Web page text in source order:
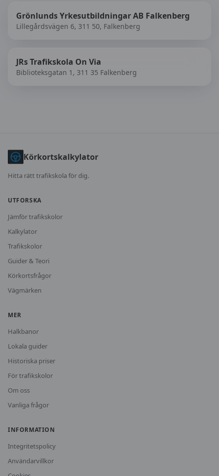
Grönlunds Yrkesutbildningar AB Falkenberg
Lillegårdsvägen 6, 311 50, Falkenberg
JRs Trafikskola On Via
Biblioteksgatan 1, 311 35 Falkenberg
Körkortskalkylator
Hitta rätt trafikskola för dig.
UTFORSKA
Jämför trafikskolor
Kalkylator
Trafikskolor
Guider & Teori
Körkortsfrågor
Vägmärken
MER
Halkbanor
Lokala guider
Historiska priser
För trafikskolor
Om oss
Vanliga frågor
INFORMATION
Integritetspolicy
Användarvillkor